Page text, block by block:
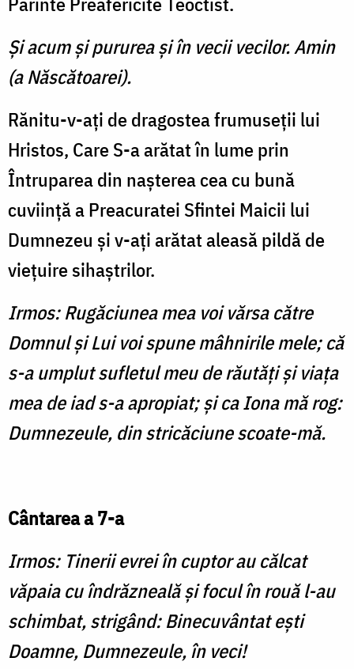
Şi acum şi pururea şi în vecii vecilor. Amin
(a Născătoarei).
Rănitu-v-aţi de dragostea frumuseţii lui
Hristos, Care S-a arătat în lume prin
Întruparea din naşterea cea cu bună
cuviinţă a Preacuratei Sfintei Maicii lui
Dumnezeu şi v-aţi arătat aleasă pildă de
vieţuire sihaştrilor.
Irmos: Rugăciunea mea voi vărsa către
Domnul şi Lui voi spune mâhnirile mele; că
s-a umplut sufletul meu de răutăţi şi viaţa
mea de iad s-a apropiat; şi ca Iona mă rog:
Dumnezeule, din stricăciune scoate-mă.
Cântarea a 7-a
Irmos: Tinerii evrei în cuptor au călcat
văpaia cu îndrăzneală şi focul în rouă l-au
schimbat, strigând: Binecu­vântat eşti
Doamne, Dumnezeule, în veci!